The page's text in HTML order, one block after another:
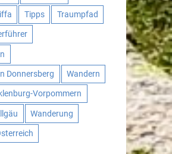
Tipps Traumpfad
Donnersberg Wandern
Vorpommern
Wanderung